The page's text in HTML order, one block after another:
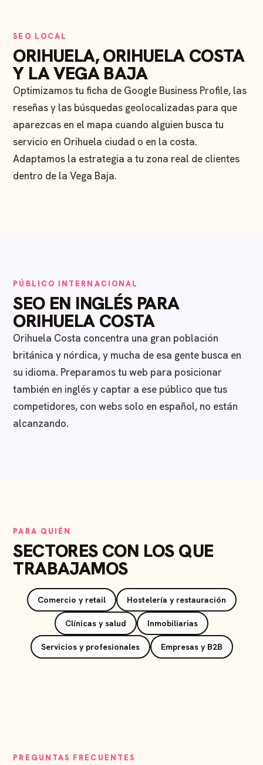
SEO LOCAL
ORIHUELA, ORIHUELA COSTA
Y LA VEGA BAJA
Optimizamos tu ficha de Google Business Profile, las
reseñas y las búsquedas geolocalizadas para que
aparezcas en el mapa cuando alguien busca tu
servicio en Orihuela ciudad o en la costa.
Adaptamos la estrategia a tu zona real de clientes
dentro de la Vega Baja.
PÚBLICO INTERNACIONAL
SEO EN INGLÉS PARA
ORIHUELA COSTA
Orihuela Costa concentra una gran población
británica y nórdica, y mucha de esa gente busca en
su idioma. Preparamos tu web para posicionar
también en inglés y captar a ese público que tus
competidores, con webs solo en español, no están
alcanzando.
PARA QUIÉN
SECTORES CON LOS QUE
TRABAJAMOS
Comercio y retail Hostelería y restauración
Clínicas y salud Inmobiliarias
Servicios y profesionales Empresas y B2B
PREGUNTAS FRECUENTES